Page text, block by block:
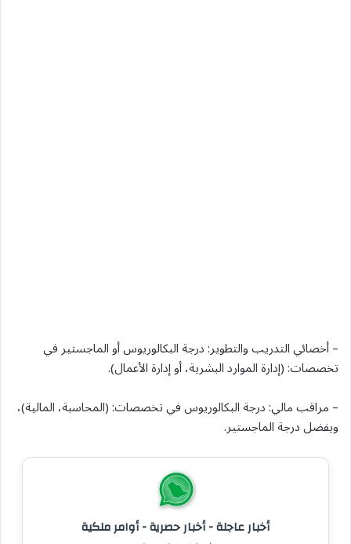
– أخصائي التدريب والتطوير: درجة البكالوريوس أو الماجستير في
تخصصات: (إدارة الموارد البشرية، أو إدارة الأعمال).
– مراقب مالي: درجة البكالوريوس في تخصصات: (المحاسبة، المالية)،
ويفضل درجة الماجستير.
أخبار عاجلة - أخبار حصرية - أوامر ملكية